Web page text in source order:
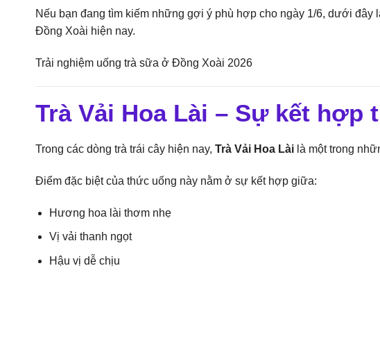
Nếu bạn đang tìm kiếm những gợi ý phù hợp cho ngày 1/6, dưới
Đồng Xoài hiện nay.
Trải nghiệm uống trà sữa ở Đồng Xoài 2026
Trà Vải Hoa Lài – Sự kết hợp
Trong các dòng trà trái cây hiện nay, Trà Vải Hoa Làilà một trong
Điểm đặc biệt của thức uống này nằm ở sự kết hợp giữa:
Hương hoa lài thơm nhẹ
Vị vải thanh ngọt
Hậu vị dễ chịu